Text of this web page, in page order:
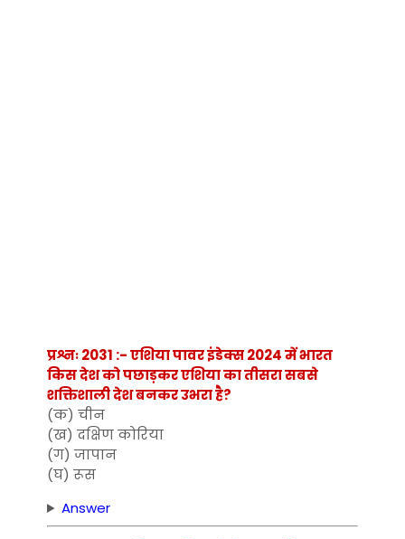
प्रश्नः 2031 :- एशिया पावर इंडेक्स 2024 में भारत
किस देश को पछाड़कर एशिया का तीसरा सबसे
शक्तिशाली देश बनकर उभरा है?
(क) चीन
(ख) दक्षिण कोरिया
(ग) जापान
(घ) रूस
Answer